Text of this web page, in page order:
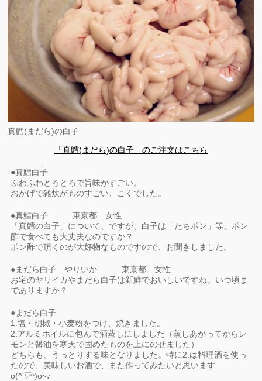
真鱈(まだら)の白子
「真鱈(まだら)の白子」のご注文はこちら
●真鱈白子
ふわふわとろとろで旨味がすごい。
おかげで雑炊がものすごい、こくでした。
●真鱈白子 東京都 女性
「真鱈の白子」について、ですが、白子は「たちポン」等、ポン
酢で食べても大丈夫なのですか？
ポン酢で頂くのが大好物なものですので、お聞きしました。
●まだら白子 やりいか 東京都 女性
お宅のヤリイカやまだら白子は新鮮でおいしいですね。いつ頃ま
でありますか？
●まだら白子
1.塩・胡椒・小麦粉をつけ、焼きました。
2.アルミホイルに包んで酒蒸しにしました（蒸しあがってからレ
モンと醤油を寒天で固めたものを上にのせました）
どちらも、うっとりする味となりました。特に2.は料理酒を使っ
たので、美味しいお酒で、また作ってみたいと思います
o(^▽^)o~♪